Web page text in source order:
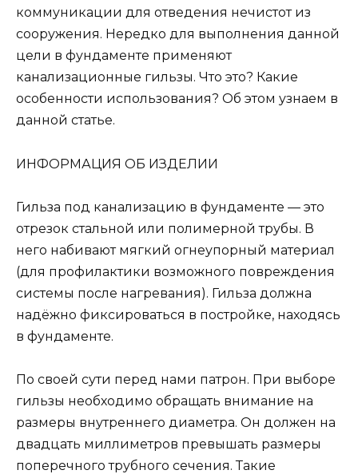
коммуникации для отведения нечистот из
сооружения. Нередко для выполнения данной
цели в фундаменте применяют
канализационные гильзы. Что это? Какие
особенности использования? Об этом узнаем в
данной статье.
ИНФОРМАЦИЯ ОБ ИЗДЕЛИИ
Гильза под канализацию в фундаменте — это
отрезок стальной или полимерной трубы. В
него набивают мягкий огнеупорный материал
(для профилактики возможного повреждения
системы после нагревания). Гильза должна
надёжно фиксироваться в постройке, находясь
в фундаменте.
По своей сути перед нами патрон. При выборе
гильзы необходимо обращать внимание на
размеры внутреннего диаметра. Он должен на
двадцать миллиметров превышать размеры
поперечного трубного сечения. Такие